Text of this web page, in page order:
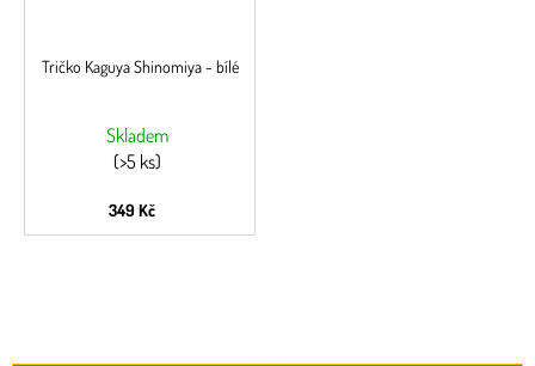
Tričko Kaguya Shinomiya - bílé
Skladem
(>5 ks)
349 Kč